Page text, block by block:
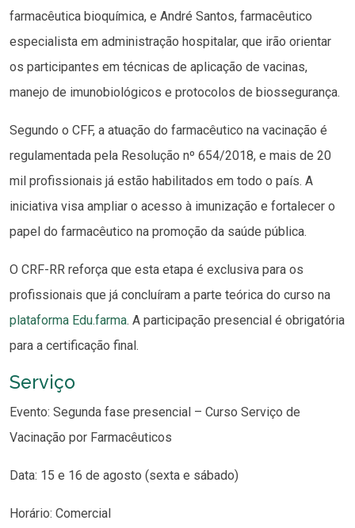
farmacêutica bioquímica, e André Santos, farmacêutico
especialista em administração hospitalar, que irão orientar
os participantes em técnicas de aplicação de vacinas,
manejo de imunobiológicos e protocolos de biossegurança.
Segundo o CFF, a atuação do farmacêutico na vacinação é
regulamentada pela Resolução nº 654/2018, e mais de 20
mil profissionais já estão habilitados em todo o país. A
iniciativa visa ampliar o acesso à imunização e fortalecer o
papel do farmacêutico na promoção da saúde pública.
O CRF-RR reforça que esta etapa é exclusiva para os
profissionais que já concluíram a parte teórica do curso na
plataforma Edu.farma. A participação presencial é obrigatória
para a certificação final.
Serviço
Evento: Segunda fase presencial – Curso Serviço de
Vacinação por Farmacêuticos
Data: 15 e 16 de agosto (sexta e sábado)
Horário: Comercial